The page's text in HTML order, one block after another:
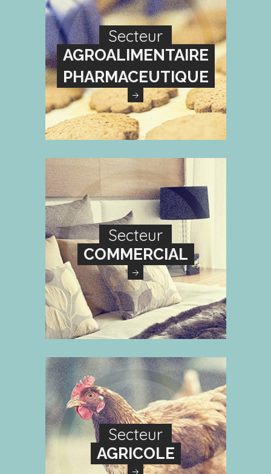
Secteur
AGROALIMENTAIRE
PHARMACEUTIQUE
Secteur
COMMERCIAL
Secteur
AGRICOLE